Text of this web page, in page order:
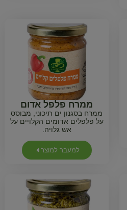
ממרח פלפל אדום
ממרח בסגנון ים תיכוני, מבוסס
על פלפלים אדומים הקלויים על
אש גלויה.
למעבר למוצר